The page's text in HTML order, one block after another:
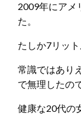
2009年にアメ
た。
たしか7リッ
常識ではあり
で無理したの
健康な20代の